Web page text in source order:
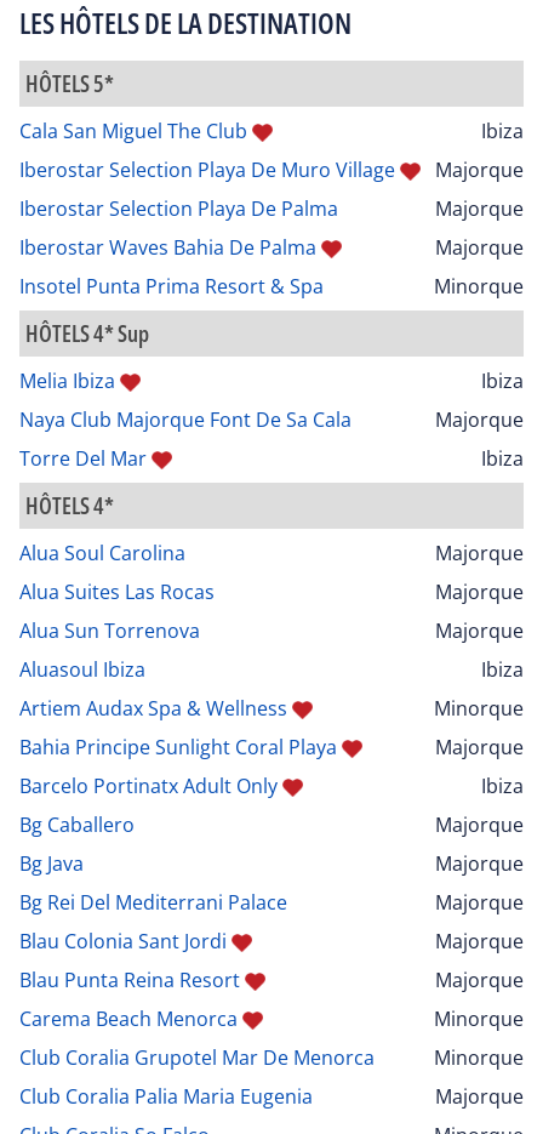
LES HÔTELS DE LA DESTINATION
HÔTELS 5*
Cala San Miguel The Club
Ibiza
Iberostar Selection Playa De Muro Village
Majorque
Iberostar Selection Playa De Palma
Majorque
Iberostar Waves Bahia De Palma
Majorque
Insotel Punta Prima Resort & Spa
Minorque
HÔTELS 4* Sup
Melia Ibiza
Ibiza
Naya Club Majorque Font De Sa Cala
Majorque
Torre Del Mar
Ibiza
HÔTELS 4*
Alua Soul Carolina
Majorque
Alua Suites Las Rocas
Majorque
Alua Sun Torrenova
Majorque
Aluasoul Ibiza
Ibiza
Artiem Audax Spa & Wellness
Minorque
Bahia Principe Sunlight Coral Playa
Majorque
Barcelo Portinatx Adult Only
Ibiza
Bg Caballero
Majorque
Bg Java
Majorque
Bg Rei Del Mediterrani Palace
Majorque
Blau Colonia Sant Jordi
Majorque
Blau Punta Reina Resort
Majorque
Carema Beach Menorca
Minorque
Club Coralia Grupotel Mar De Menorca
Minorque
Club Coralia Palia Maria Eugenia
Majorque